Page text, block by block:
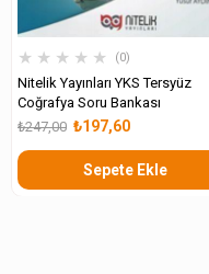
★ ★ ★ ★ ★ 0
Nitelik Yayınları YKS Tersyüz
Coğrafya Soru Bankası
₺197,60
₺247,00
Sepete Ekle